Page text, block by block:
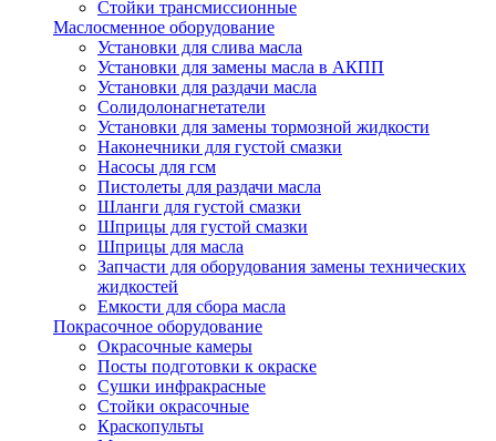
Стойки трансмиссионные
Маслосменное оборудование
Установки для слива масла
Установки для замены масла в АКПП
Установки для раздачи масла
Солидолонагнетатели
Установки для замены тормозной жидкости
Наконечники для густой смазки
Насосы для гсм
Пистолеты для раздачи масла
Шланги для густой смазки
Шприцы для густой смазки
Шприцы для масла
Запчасти для оборудования замены технических
жидкостей
Емкости для сбора масла
Покрасочное оборудование
Окрасочные камеры
Посты подготовки к окраске
Сушки инфракрасные
Стойки окрасочные
Краскопульты